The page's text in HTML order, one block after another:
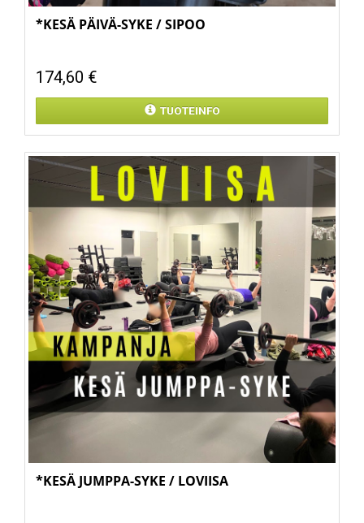
*KESÄ PÄIVÄ-SYKE / SIPOO
174,60 €
TUOTEINFO
*KESÄ JUMPPA-SYKE / LOVIISA